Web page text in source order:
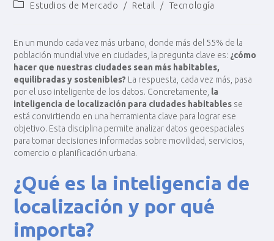
Estudios de Mercado
/ Retail / Tecnología
En un mundo cada vez más urbano, donde más del 55% de la
población mundial vive en ciudades, la pregunta clave es: ¿cómo
hacer que nuestras ciudades sean más habitables,
equilibradas y sostenibles? La respuesta, cada vez más, pasa
por el uso inteligente de los datos. Concretamente, la
inteligencia de localización para ciudades habitables se
está convirtiendo en una herramienta clave para lograr ese
objetivo. Esta disciplina permite analizar datos geoespaciales
para tomar decisiones informadas sobre movilidad, servicios,
comercio o planificación urbana.
¿Qué es la inteligencia de
localización y por qué
importa?